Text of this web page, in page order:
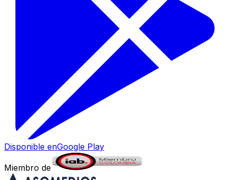
Disponible enGoogle Play
Miembro de